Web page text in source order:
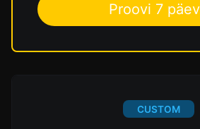
Proovi 7
CUSTOM